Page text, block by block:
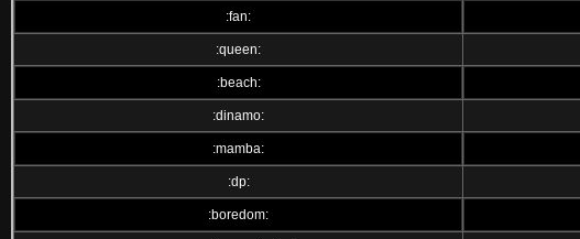
:fan:
:queen:
:beach:
:dinamo:
:mamba:
:dp:
:boredom: